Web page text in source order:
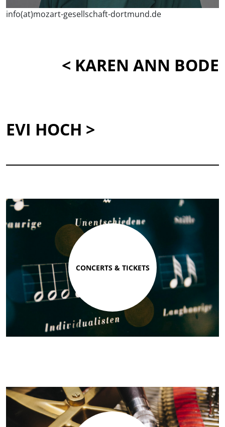
info(at)mozart-gesellschaft-dortmund.de
< KAREN ANN BODE
EVI HOCH >
CONCERTS & TICKETS